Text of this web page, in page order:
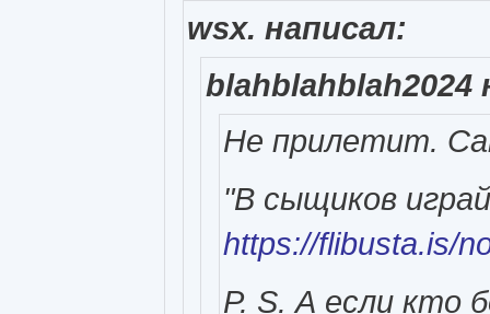
wsx. написал:
blahblahblah2024
Не прилетит.
"В сыщиков
https://flibusta.is/
P. S. А если кто